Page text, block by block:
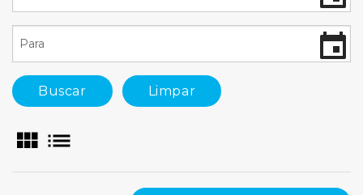
Buscar Limpar